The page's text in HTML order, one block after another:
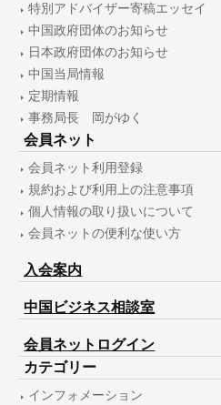
特別アドバイザー寄稿エッセイ
中国政府団体のお知らせ
日本政府団体のお知らせ
中国当局情報
定期情報
事務局長 岡がゆく
会員ネット
会員ネット利用登録
規約および利用上の注意事項
個人情報の取り扱いについて
会員ネットの便利な使い方
入会案内
中国ビジネス相談室
会員ネットログイン
カテゴリー
インフォメーション